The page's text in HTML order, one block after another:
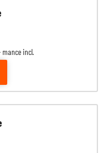
mance incl.